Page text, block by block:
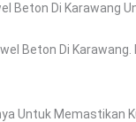
Beton Di Karawang
Beton Di
Untuk Memastikan